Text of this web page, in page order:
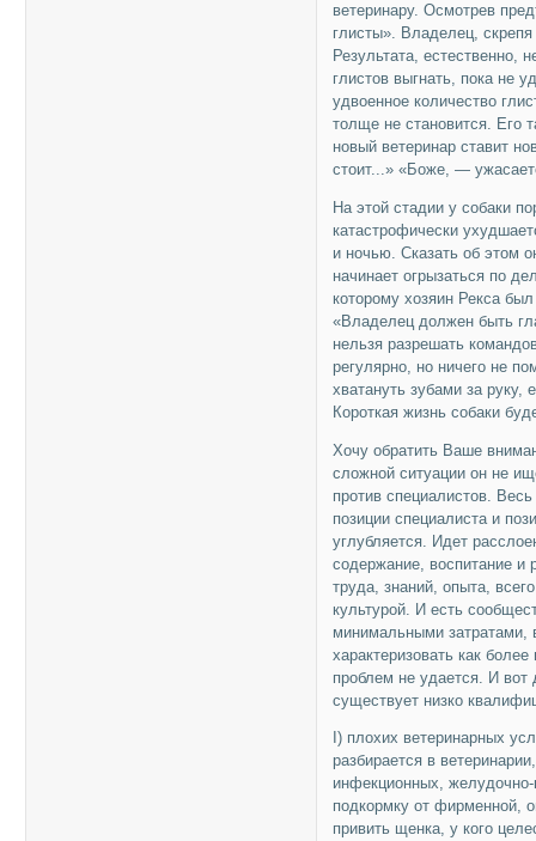
ветеринару. Осмотрев
глисты». Владелец,
Результата,
глистов выгнать, пока не
удвоенное количество
толще не становится. Его
новый ветеринар ставит
стоит...» «Боже, —
На этой стадии у собаки
катастрофически
и ночью. Сказать об этом
начинает огрызаться по
которому хозяин Рекса
«Владелец должен быть
нельзя разрешать
регулярно, но ничего не
хватануть зубами за
Короткая жизнь собаки
Хочу обратить Ваше
сложной ситуации он не
против специалистов.
позиции специалиста и
углубляется. Идет
содержание, воспитание и
труда, знаний, опыта,
культурой. И есть
минимальными затратами,
характеризовать как
проблем не удается. И вот
существует низко
I) плохих ветеринарных
разбирается в
инфекционных,
подкормку от фирменной,
привить щенка, у кого